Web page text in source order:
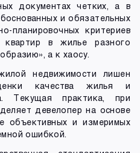
документах четких, а в
и обязательных
планировочных критериев
квартир в жилье разного
а к хаосу.
недвижимости лишен
качества жилья и
Текущая практика, при
девелопер на основе
объективных и измеримых
ошибкой.